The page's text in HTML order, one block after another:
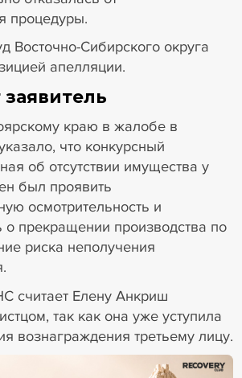
процедуры.
Восточно-Сибирского округа
апелляции.
краю в жалобе в
что конкурсный
об отсутствии имущества у
был проявить
осмотрительность и
о прекращении производства по
риска неполучения
считает Елену Анкриш
так как она уже уступила
вознаграждения третьему лицу.